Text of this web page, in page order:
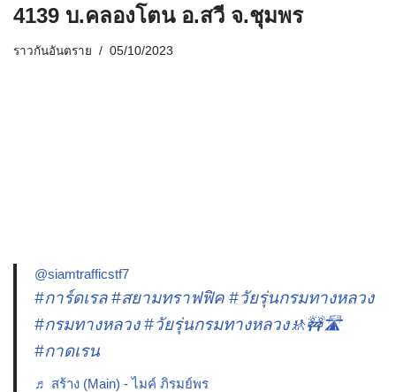
4139 บ.คลองโตน อ.สวี จ.ชุมพร
ราวกันอันตราย 05/10/2023
@siamtrafficstf7
#การ์ดเรล #สยามทราฟฟิค #วัยรุ่นกรมทางหลวง
#กรมทางหลวง #วัยรุ่นกรมทางหลวง🚸🚧🛣️
#กาดเรน
♬ สร้าง (Main) - ไมค์ ภิรมย์พร